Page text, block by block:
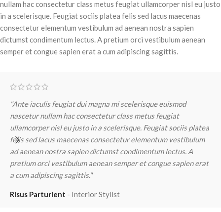
nullam hac consectetur class metus feugiat ullamcorper nisl eu justo
in a scelerisque. Feugiat sociis platea felis sed lacus maecenas
consectetur elementum vestibulum ad aenean nostra sapien
dictumst condimentum lectus. A pretium orci vestibulum aenean
semper et congue sapien erat a cum adipiscing sagittis.
"Ante iaculis feugiat dui magna mi scelerisque euismod
nascetur nullam hac consectetur class metus feugiat
ullamcorper nisl eu justo in a scelerisque. Feugiat sociis platea
felis sed lacus maecenas consectetur elementum vestibulum
ad aenean nostra sapien dictumst condimentum lectus. A
pretium orci vestibulum aenean semper et congue sapien erat
a cum adipiscing sagittis."
Risus Parturient Interior Stylist